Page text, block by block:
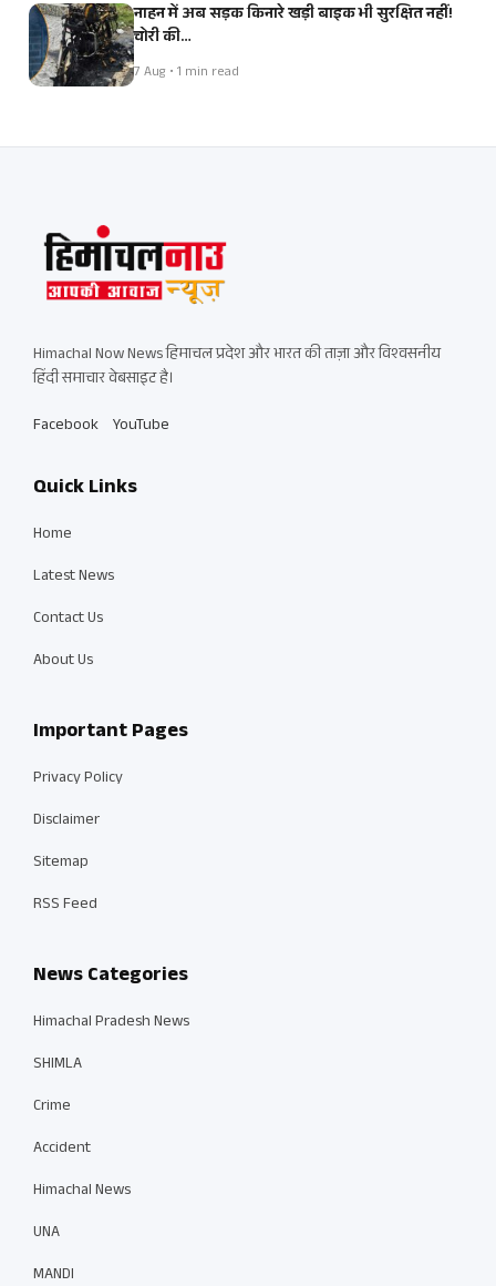
नाहन में अब सड़क किनारे खड़ी बाइक भी सुरक्षित नहीं!
चोरी की…
7 Aug • 1 min read
Himachal Now News हिमाचल प्रदेश और भारत की ताज़ा और विश्वसनीय
हिंदी समाचार वेबसाइट है।
Facebook YouTube
Quick Links
Home
Latest News
Contact Us
About Us
Important Pages
Privacy Policy
Disclaimer
Sitemap
RSS Feed
News Categories
Himachal Pradesh News
SHIMLA
Crime
Accident
Himachal News
UNA
MANDI